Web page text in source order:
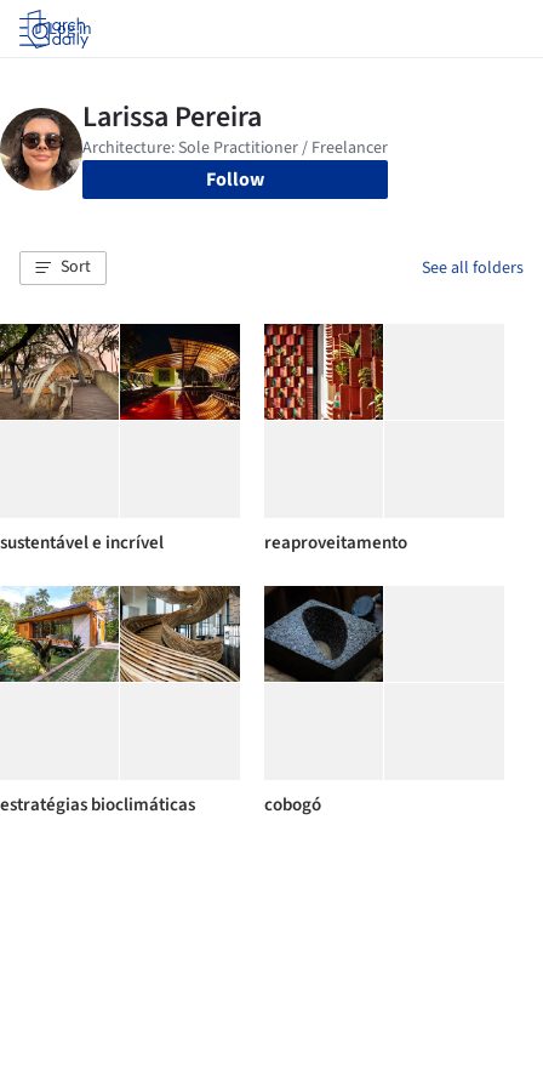
Log in
Follow
Sort See all folders
sustentável e incrível reaproveitamento
estratégias bioclimáticas cobogó